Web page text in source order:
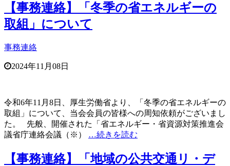
【事務連絡】「冬季の省エネルギーの
取組」について
事務連絡
2024年11月08日
令和6年11月8日、厚生労働省より、「冬季の省エネルギーの
取組」について、当会会員の皆様への周知依頼がございまし
た。 先般、開催された「省エネルギー・省資源対策推進会
議省庁連絡会議（※） …続きを読む
【事務連絡】「地域の公共交通リ・デ